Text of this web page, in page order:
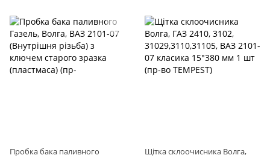
Пробка бака паливного
Щітка склоочисника Волга,